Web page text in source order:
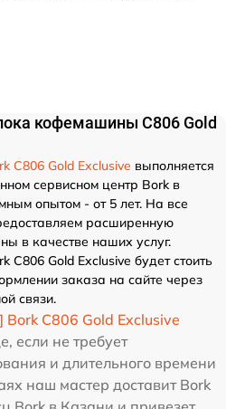
кофемашины C806 Gold
C806 Gold Exclusive выполняется
сервисном центр Bork в
опытом - от 5 лет. На все
расширенную
в качестве наших услуг.
C806 Gold Exclusive будет стоить
заказа на сайте через
связи.
C806 Gold Exclusive
если не требует
и длительного времени
наш мастер доставит Bork